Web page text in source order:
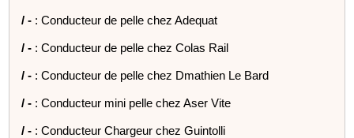
/ - : Conducteur de pelle chez Adequat
/ - : Conducteur de pelle chez Colas Rail
/ - : Conducteur de pelle chez Dmathien Le Bard
/ - : Conducteur mini pelle chez Aser Vite
/ - : Conducteur Chargeur chez Guintolli